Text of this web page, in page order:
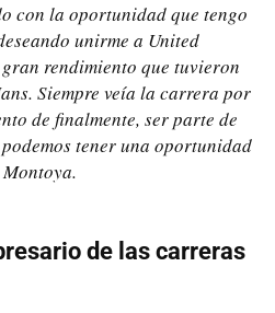
con la oportunidad que tengo
unirme a United
rendimiento que tuvieron
Siempre veía la carrera por
de finalmente, ser parte de
tener una oportunidad
de las carreras